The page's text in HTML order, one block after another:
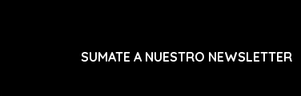
SUMATE A NUESTRO NEWSLETTER